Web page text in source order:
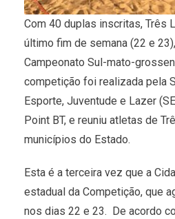
Com 40 duplas inscritas, Três
último fim de semana (22 e
Campeonato Sul-mato-
competição foi realizada pela
Esporte, Juventude e Lazer
Point BT, e reuniu atletas de
municípios do Estado.
Esta é a terceira vez que a
estadual da Competição, que
nos dias 22 e 23. De acordo